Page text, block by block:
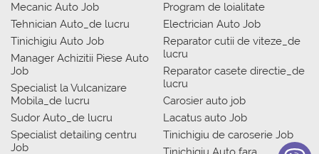
Mecanic Auto Job
Tehnician Auto_de lucru
Tinichigiu Auto Job
Manager Achizitii Piese Auto
Job
Specialist la Vulcanizare
Mobila_de lucru
Sudor Auto_de lucru
Specialist detailing centru
Job
Program de loialitate
Electrician Auto Job
Reparator cutii de viteze_de
lucru
Reparator casete directie_de
lucru
Carosier auto job
Lacatus auto Job
Tinichigiu de caroserie Job